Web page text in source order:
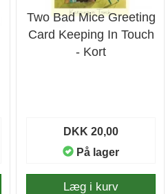
Two Bad Mice Greeting
Card Keeping In Touch
- Kort
DKK 20,00
På lager
Læg i kurv